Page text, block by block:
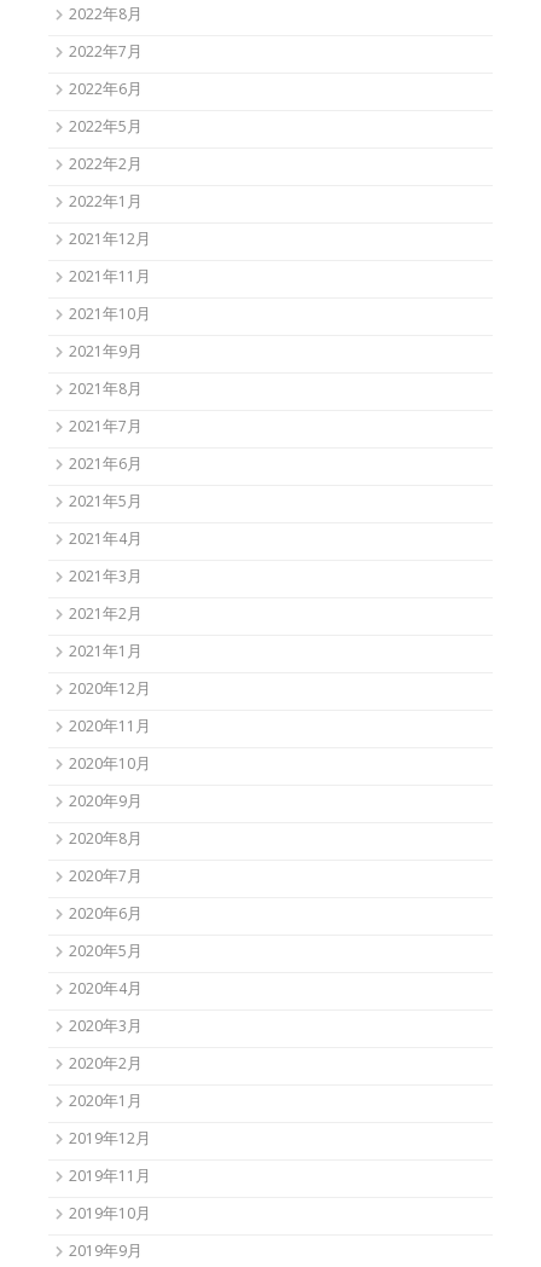
2022年8月
2022年7月
2022年6月
2022年5月
2022年2月
2022年1月
2021年12月
2021年11月
2021年10月
2021年9月
2021年8月
2021年7月
2021年6月
2021年5月
2021年4月
2021年3月
2021年2月
2021年1月
2020年12月
2020年11月
2020年10月
2020年9月
2020年8月
2020年7月
2020年6月
2020年5月
2020年4月
2020年3月
2020年2月
2020年1月
2019年12月
2019年11月
2019年10月
2019年9月